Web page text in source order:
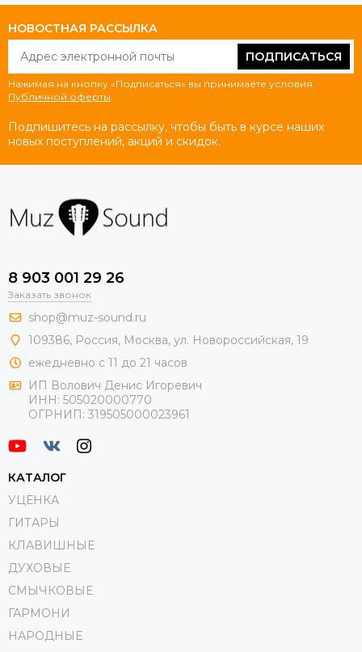
НОВОСТНАЯ РАССЫЛКА
ПОДПИСАТЬСЯ
Нажимая на кнопку «Подписаться» вы принимаете условия
Публичной оферты
Подпишитесь на рассылку, чтобы быть в курсе наших
новых поступлений, акций и скидок.
8 903 001 29 26
Заказать звонок
shop@muz-sound.ru
109386, Россия, Москва, ул. Новороссийская, 19
ежедневно с 11 до 21 часов
ИП Волович Денис Игоревич
ИНН: 505020000770
ОГРНИП: 319505000023961
КАТАЛОГ
УЦЕНКА
ГИТАРЫ
КЛАВИШНЫЕ
ДУХОВЫЕ
СМЫЧКОВЫЕ
ГАРМОНИ
НАРОДНЫЕ